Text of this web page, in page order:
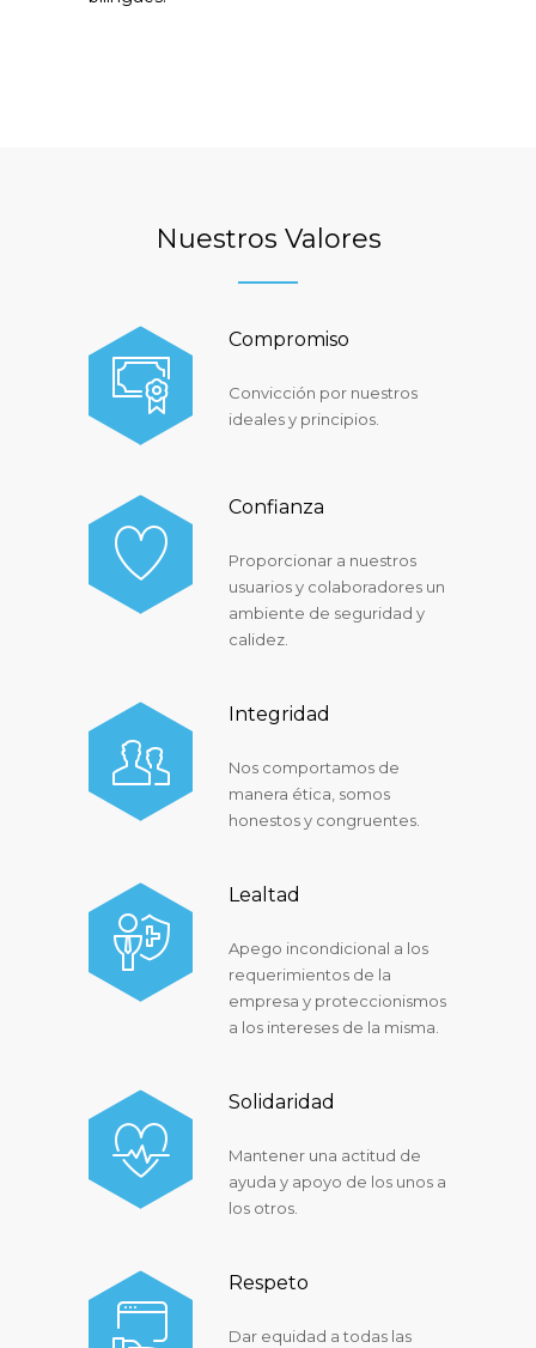
Nuestros Valores
Compromiso
Convicción por nuestros
ideales y principios.
Confianza
Proporcionar a nuestros
usuarios y colaboradores un
ambiente de seguridad y
calidez.
Integridad
Nos comportamos de
manera ética, somos
honestos y congruentes.
Lealtad
Apego incondicional a los
requerimientos de la
empresa y proteccionismos
a los intereses de la misma.
Solidaridad
Mantener una actitud de
ayuda y apoyo de los unos a
los otros.
Respeto
Dar equidad a todas las